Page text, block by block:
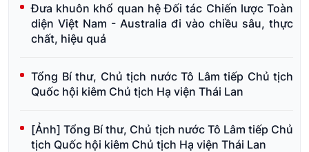
Đưa khuôn khổ quan hệ Đối tác Chiến lược Toàn
diện Việt Nam - Australia đi vào chiều sâu, thực
chất, hiệu quả
Tổng Bí thư, Chủ tịch nước Tô Lâm tiếp Chủ tịch
Quốc hội kiêm Chủ tịch Hạ viện Thái Lan
[Ảnh] Tổng Bí thư, Chủ tịch nước Tô Lâm tiếp Chủ
tịch Quốc hội kiêm Chủ tịch Hạ viện Thái Lan